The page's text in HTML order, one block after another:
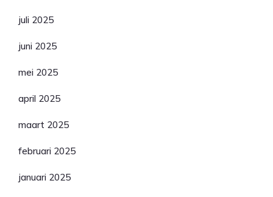
juli 2025
juni 2025
mei 2025
april 2025
maart 2025
februari 2025
januari 2025